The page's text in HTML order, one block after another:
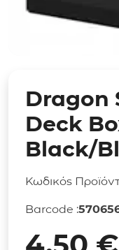
Dragon
Deck
Black/
Κωδικός
Barcode :